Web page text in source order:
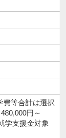
費等合計は選択
円～
学支援金対象